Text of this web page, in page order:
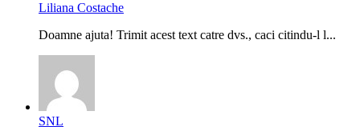
Liliana Costache
Doamne ajuta! Trimit acest text catre dvs., caci citindu-l l...
SNL